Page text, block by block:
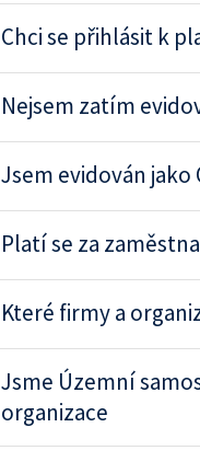
Chci se přihlásit k
Nejsem zatím
Jsem evidován jako
Platí se za
Které firmy a
Jsme Územní
organizace